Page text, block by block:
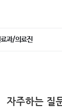
과/의료진
자주하는 질